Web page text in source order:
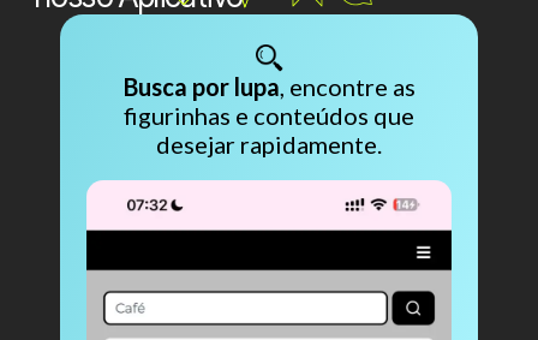
Busca por lupa, encontre as
figurinhas e conteúdos que
desejar rapidamente.